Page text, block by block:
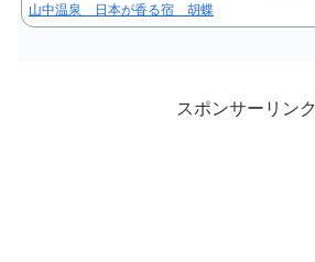
山中温泉 日本が香る宿 胡蝶
スポンサーリンク